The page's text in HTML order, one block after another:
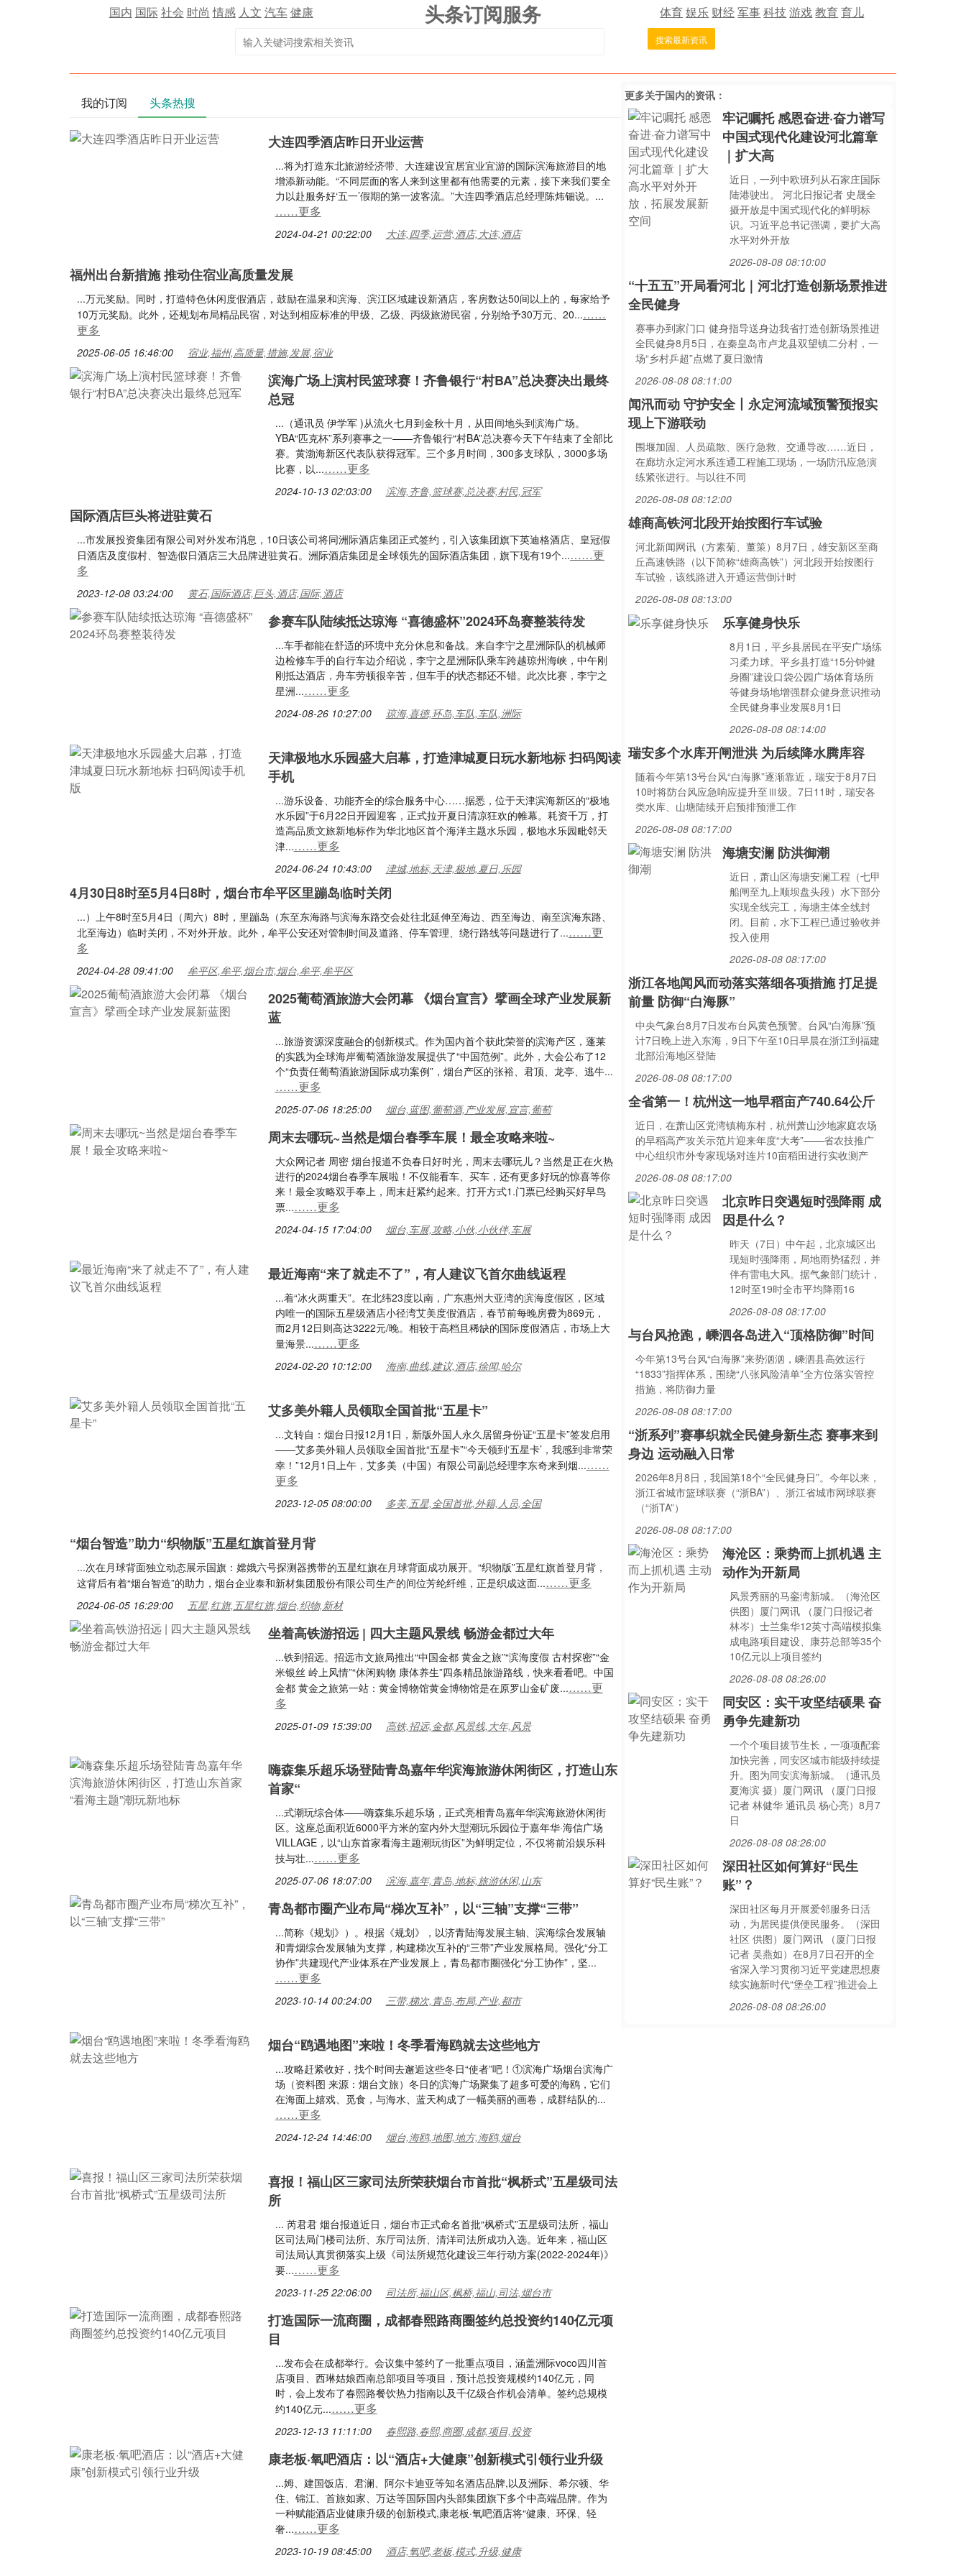
国内 国际社会 时尚 情感 人文 汽车健康 头条订阅服务 体育娱乐 财经军事科技游戏教育育儿
搜索最新资讯
我的订阅 头条热搜
大连四季酒店昨日开业运营
...将为打造东北旅游经济带、大连建设宜居宜业宜游的国际滨海旅游目的地
增添新动能。“不同层面的客人来到这里都有他需要的元素，接下来我们要全
力以赴服务好‘五一’假期的第一波客流。”大连四季酒店总经理陈炜钿说。...
……更多
2024-04-21 00:22:00 大连,四季,运营,酒店,大连,酒店
福州出台新措施 推动住宿业高质量发展
...万元奖励。同时，打造特色休闲度假酒店，鼓励在温泉和滨海、滨江区域建设新酒店，客房数达50间以上的，每家给予
10万元奖励。此外，还规划布局精品民宿，对达到相应标准的甲级、乙级、丙级旅游民宿，分别给予30万元、20...……
更多
2025-06-05 16:46:00 宿业,福州,高质量,措施,发展,宿业
滨海广场上演村民篮球赛！齐鲁银行“村BA”总决赛决出最终
总冠
...（通讯员 伊学军 )从流火七月到金秋十月，从田间地头到滨海广场。
YBA“匹克杯”系列赛事之一——齐鲁银行“村BA”总决赛今天下午结束了全部比
赛。黄渤海新区代表队获得冠军。三个多月时间，300多支球队，3000多场
比赛，以...……更多
2024-10-13 02:03:00 滨海,齐鲁,篮球赛,总决赛,村民,冠军
国际酒店巨头将进驻黄石
...市发展投资集团有限公司对外发布消息，10日该公司将同洲际酒店集团正式签约，引入该集团旗下英迪格酒店、皇冠假
日酒店及度假村、智选假日酒店三大品牌进驻黄石。洲际酒店集团是全球领先的国际酒店集团，旗下现有19个...……更
多
2023-12-08 03:24:00 黄石,国际酒店,巨头,酒店,国际,酒店
参赛车队陆续抵达琼海 “喜德盛杯”2024环岛赛整装待发
...车手都能在舒适的环境中充分休息和备战。来自李宁之星洲际队的机械师
边检修车手的自行车边介绍说，李宁之星洲际队乘车跨越琼州海峡，中午刚
刚抵达酒店，舟车劳顿很辛苦，但车手的状态都还不错。此次比赛，李宁之
星洲...……更多
2024-08-26 10:27:00 琼海,喜德,环岛,车队,车队,洲际
天津极地水乐园盛大启幕，打造津城夏日玩水新地标 扫码阅读
手机
...游乐设备、功能齐全的综合服务中心……据悉，位于天津滨海新区的“极地
水乐园”于6月22日开园迎客，正式拉开夏日清凉狂欢的帷幕。耗资千万，打
造高品质文旅新地标作为华北地区首个海洋主题水乐园，极地水乐园毗邻天
津...……更多
2024-06-24 10:43:00 津城,地标,天津,极地,夏日,乐园
4月30日8时至5月4日8时，烟台市牟平区里蹦岛临时关闭
...）上午8时至5月4日（周六）8时，里蹦岛（东至东海路与滨海东路交会处往北延伸至海边、西至海边、南至滨海东路、
北至海边）临时关闭，不对外开放。此外，牟平公安还对管制时间及道路、停车管理、绕行路线等问题进行了...……更
多
2024-04-28 09:41:00 牟平区,牟平,烟台市,烟台,牟平,牟平区
2025葡萄酒旅游大会闭幕 《烟台宣言》擘画全球产业发展新
蓝
...旅游资源深度融合的创新模式。作为国内首个获此荣誉的滨海产区，蓬莱
的实践为全球海岸葡萄酒旅游发展提供了“中国范例”。此外，大会公布了12
个“负责任葡萄酒旅游国际成功案例”，烟台产区的张裕、君顶、龙亭、逃牛...
……更多
2025-07-06 18:25:00 烟台,蓝图,葡萄酒,产业发展,宣言,葡萄
周末去哪玩~当然是烟台春季车展！最全攻略来啦~
大众网记者 周密 烟台报道不负春日好时光，周末去哪玩儿？当然是正在火热
进行的2024烟台春季车展啦！不仅能看车、买车，还有更多好玩的惊喜等你
来！最全攻略双手奉上，周末赶紧约起来。打开方式1.门票已经购买好早鸟
票...……更多
2024-04-15 17:04:00 烟台,车展,攻略,小伙,小伙伴,车展
最近海南“来了就走不了”，有人建议飞首尔曲线返程
...着“冰火两重天”。在北纬23度以南，广东惠州大亚湾的滨海度假区，区域
内唯一的国际五星级酒店小径湾艾美度假酒店，春节前每晚房费为869元，
而2月12日则高达3222元/晚。相较于高档且稀缺的国际度假酒店，市场上大
量海景...……更多
2024-02-20 10:12:00 海南,曲线,建议,酒店,徐闻,哈尔
艾多美外籍人员领取全国首批“五星卡”
...文转自：烟台日报12月1日，新版外国人永久居留身份证“五星卡”签发启用
——艾多美外籍人员领取全国首批“五星卡”“今天领到‘五星卡’，我感到非常荣
幸！”12月1日上午，艾多美（中国）有限公司副总经理李东奇来到烟...……
更多
2023-12-05 08:00:00 多美,五星,全国首批,外籍,人员,全国
“烟台智造”助力“织物版”五星红旗首登月背
...次在月球背面独立动态展示国旗：嫦娥六号探测器携带的五星红旗在月球背面成功展开。“织物版”五星红旗首登月背，
这背后有着“烟台智造”的助力，烟台企业泰和新材集团股份有限公司生产的间位芳纶纤维，正是织成这面...……更多
2024-06-05 16:29:00 五星,红旗,五星红旗,烟台,织物,新材
坐着高铁游招远 | 四大主题风景线 畅游金都过大年
...铁到招远。招远市文旅局推出“中国金都 黄金之旅”“滨海度假 古村探密”“金
米银丝 岭上风情”“休闲购物 康体养生”四条精品旅游路线，快来看看吧。中国
金都 黄金之旅第一站：黄金博物馆黄金博物馆是在原罗山金矿废...……更
多
2025-01-09 15:39:00 高铁,招远,金都,风景线,大年,风景
嗨森集乐超乐场登陆青岛嘉年华滨海旅游休闲街区，打造山东
首家“
...式潮玩综合体——嗨森集乐超乐场，正式亮相青岛嘉年华滨海旅游休闲街
区。这座总面积近6000平方米的室内外大型潮玩乐园位于嘉年华·海信广场
VILLAGE，以“山东首家看海主题潮玩街区”为鲜明定位，不仅将前沿娱乐科
技与壮...……更多
2025-07-06 18:07:00 滨海,嘉年,青岛,地标,旅游休闲,山东
青岛都市圈产业布局“梯次互补”，以“三轴”支撑“三带”
...简称《规划》）。根据《规划》，以济青陆海发展主轴、滨海综合发展轴
和青烟综合发展轴为支撑，构建梯次互补的“三带”产业发展格局。强化“分工
协作”共建现代产业体系在产业发展上，青岛都市圈强化“分工协作”，坚...
……更多
2023-10-14 00:24:00 三带,梯次,青岛,布局,产业,都市
烟台“鸥遇地图”来啦！冬季看海鸥就去这些地方
...攻略赶紧收好，找个时间去邂逅这些冬日“使者”吧！①滨海广场烟台滨海广
场（资料图 来源：烟台文旅）冬日的滨海广场聚集了超多可爱的海鸥，它们
在海面上嬉戏、觅食，与海水、蓝天构成了一幅美丽的画卷，成群结队的...
……更多
2024-12-24 14:46:00 烟台,海鸥,地图,地方,海鸥,烟台
喜报！福山区三家司法所荣获烟台市首批“枫桥式”五星级司法
所
... 芮君君 烟台报道近日，烟台市正式命名首批“枫桥式”五星级司法所，福山
区司法局门楼司法所、东厅司法所、清洋司法所成功入选。近年来，福山区
司法局认真贯彻落实上级《司法所规范化建设三年行动方案(2022-2024年)》
要...……更多
2023-11-25 22:06:00 司法所,福山区,枫桥,福山,司法,烟台市
打造国际一流商圈，成都春熙路商圈签约总投资约140亿元项
目
...发布会在成都举行。会议集中签约了一批重点项目，涵盖洲际voco四川首
店项目、西琳姑娘西南总部项目等项目，预计总投资规模约140亿元，同
时，会上发布了春熙路餐饮热力指南以及千亿级合作机会清单。签约总规模
约140亿元...……更多
2023-12-13 11:11:00 春熙路,春熙,商圈,成都,项目,投资
康老板·氧吧酒店：以“酒店+大健康”创新模式引领行业升级
...姆、建国饭店、君澜、阿尔卡迪亚等知名酒店品牌,以及洲际、希尔顿、华
住、锦江、首旅如家、万达等国际国内头部集团旗下多个中高端品牌。作为
一种赋能酒店业健康升级的创新模式,康老板·氧吧酒店将“健康、环保、轻
奢...……更多
2023-10-19 08:45:00 酒店,氧吧,老板,模式,升级,健康
更多关于国内的资讯：
牢记嘱托 感恩奋进·奋力谱写
中国式现代化建设河北篇章
｜扩大高
近日，一列中欧班列从石家庄国际
陆港驶出。 河北日报记者 史晟全
摄开放是中国式现代化的鲜明标
识。习近平总书记强调，要扩大高
水平对外开放
2026-08-08 08:10:00
“十五五”开局看河北｜河北打造创新场景推进
全民健身
赛事办到家门口 健身指导送身边我省打造创新场景推进
全民健身8月5日，在秦皇岛市卢龙县双望镇二分村，一
场“乡村乒超”点燃了夏日激情
2026-08-08 08:11:00
闻汛而动 守护安全丨永定河流域预警预报实
现上下游联动
围堰加固、人员疏散、医疗急救、交通导改……近日，
在廊坊永定河水系连通工程施工现场，一场防汛应急演
练紧张进行。与以往不同
2026-08-08 08:12:00
雄商高铁河北段开始按图行车试验
河北新闻网讯（方素菊、董策）8月7日，雄安新区至商
丘高速铁路（以下简称“雄商高铁”）河北段开始按图行
车试验，该线路进入开通运营倒计时
2026-08-08 08:13:00
乐享健身快乐
8月1日，平乡县居民在平安广场练
习柔力球。平乡县打造“15分钟健
身圈”建设口袋公园广场体育场所
等健身场地增强群众健身意识推动
全民健身事业发展8月1日
2026-08-08 08:14:00
瑞安多个水库开闸泄洪 为后续降水腾库容
随着今年第13号台风“白海豚”逐渐靠近，瑞安于8月7日
10时将防台风应急响应提升至Ⅲ级。7日11时，瑞安各
类水库、山塘陆续开启预排预泄工作
2026-08-08 08:17:00
海塘安澜 防洪御潮
近日，萧山区海塘安澜工程（七甲
船闸至九上顺坝盘头段）水下部分
实现全线完工，海塘主体全线封
闭。目前，水下工程已通过验收并
投入使用
2026-08-08 08:17:00
浙江各地闻风而动落实落细各项措施 打足提
前量 防御“白海豚”
中央气象台8月7日发布台风黄色预警。台风“白海豚”预
计7日晚上进入东海，9日下午至10日早晨在浙江到福建
北部沿海地区登陆
2026-08-08 08:17:00
全省第一！杭州这一地早稻亩产740.64公斤
近日，在萧山区党湾镇梅东村，杭州萧山沙地家庭农场
的早稻高产攻关示范片迎来年度“大考”——省农技推广
中心组织市外专家现场对连片10亩稻田进行实收测产
2026-08-08 08:17:00
北京昨日突遇短时强降雨 成
因是什么？
昨天（7日）中午起，北京城区出
现短时强降雨，局地雨势猛烈，并
伴有雷电大风。据气象部门统计，
12时至19时全市平均降雨16
2026-08-08 08:17:00
与台风抢跑，嵊泗各岛进入“顶格防御”时间
今年第13号台风“白海豚”来势汹汹，嵊泗县高效运行
“1833”指挥体系，围绕“八张风险清单”全方位落实管控
措施，将防御力量
2026-08-08 08:17:00
“浙系列”赛事织就全民健身新生态 赛事来到
身边 运动融入日常
2026年8月8日，我国第18个“全民健身日”。今年以来，
浙江省城市篮球联赛（“浙BA”）、浙江省城市网球联赛
（“浙TA”）
2026-08-08 08:17:00
海沧区：乘势而上抓机遇 主
动作为开新局
风景秀丽的马銮湾新城。（海沧区
供图）厦门网讯 （厦门日报记者
林岑）士兰集华12英寸高端模拟集
成电路项目建设、康芬总部等35个
10亿元以上项目签约
2026-08-08 08:26:00
同安区：实干攻坚结硕果 奋
勇争先建新功
一个个项目拔节生长，一项项配套
加快完善，同安区城市能级持续提
升。图为同安滨海新城。（通讯员
夏海滨 摄）厦门网讯 （厦门日报
记者 林健华 通讯员 杨心亮）8月7
日
2026-08-08 08:26:00
深田社区如何算好“民生
账”？
深田社区每月开展爱邻服务日活
动，为居民提供便民服务。（深田
社区 供图）厦门网讯 （厦门日报
记者 吴燕如）在8月7日召开的全
省深入学习贯彻习近平党建思想赓
续实施新时代“堡垒工程”推进会上
2026-08-08 08:26:00